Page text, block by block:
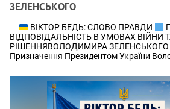
ЗЕЛЕНСЬКОГО
ВІКТОР БЕДЬ: СЛОВО ПРАВДИ
ВІДПОВІДАЛЬНІСТЬ В УМОВАХ ВІЙНИ
РІШЕННЯВОЛОДИМИРА
Призначення Президентом України